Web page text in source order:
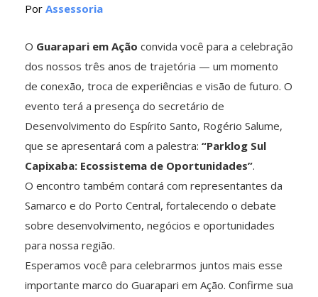
Por Assessoria
O Guarapari em Ação convida você para a celebração
dos nossos três anos de trajetória — um momento
de conexão, troca de experiências e visão de futuro. O
evento terá a presença do secretário de
Desenvolvimento do Espírito Santo, Rogério Salume,
que se apresentará com a palestra: “Parklog Sul
Capixaba: Ecossistema de Oportunidades”.
O encontro também contará com representantes da
Samarco e do Porto Central, fortalecendo o debate
sobre desenvolvimento, negócios e oportunidades
para nossa região.
Esperamos você para celebrarmos juntos mais esse
importante marco do Guarapari em Ação. Confirme sua